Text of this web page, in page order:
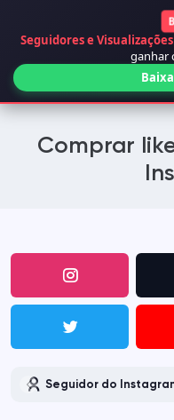
Seguidores e
ganhar
Comprar
Seguidor do